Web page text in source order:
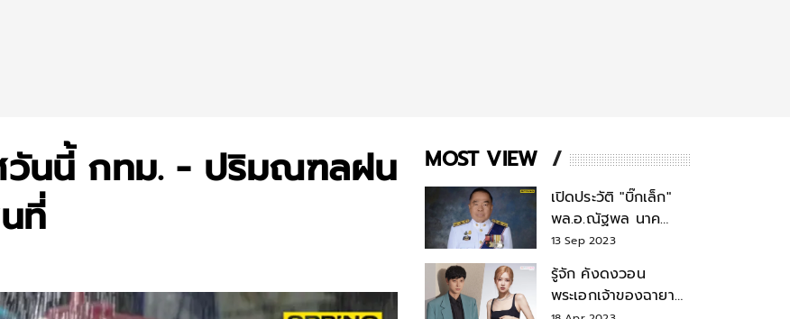
นนี้ กทม. - ปริมณฑลฝน
ที่
MOST VIEW
เปิดประวัติ "บิ๊กเล็ก"
พล.อ.ณัฐพล นาค
พาณิชย์ จากเลขาฯ
สมช.-เลขาฯ
รมว.กลาโหม
13 Sep 2023
รู้จัก คังดงวอน
พระเอกเจ้าของฉายา